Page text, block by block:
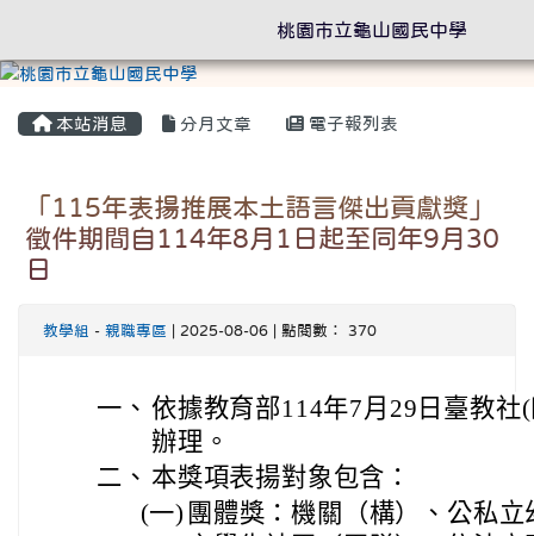
本站消息 分月文章 電子報列表
「115年表揚推展本土語言傑出貢獻獎」
徵件期間自114年8月1日起至同年9月30
日
教學組 - 親職專區 | 2025-08-06 | 點閱數： 370
一、 依據教育部114年7月29日臺教社
辦理。
二、 本獎項表揚對象包含：
(一) 團體獎：機關（構）、公私
桃園市立龜山國民中學